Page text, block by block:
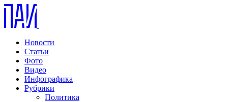
Новости
Статьи
Фото
Видео
Инфографика
Рубрики
Политика